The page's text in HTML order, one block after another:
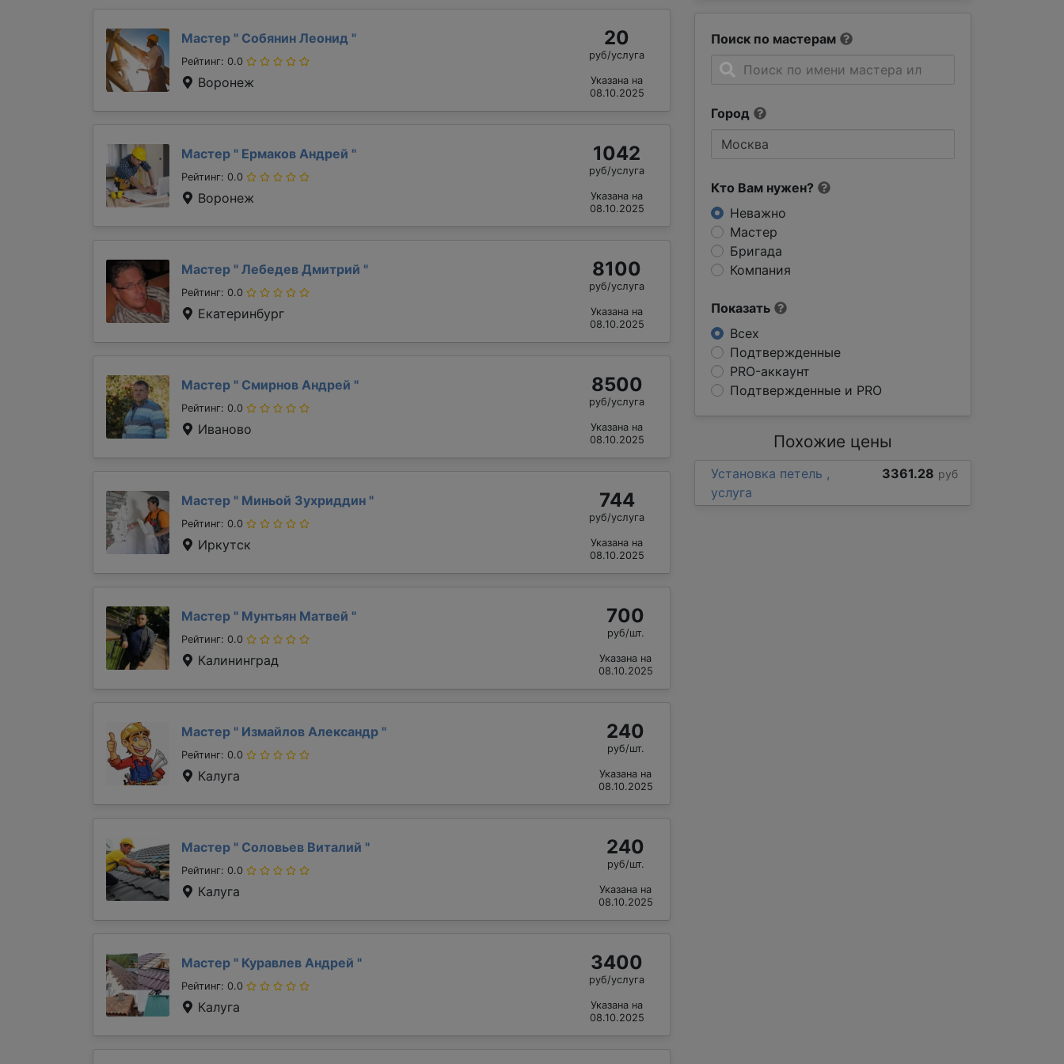
Поиск по мастерам
Город
Кто Вам нужен?
Неважно
Мастер
Бригада
Компания
Показать
Всех
Подтвержденные
PRO-аккаунт
Подтвержденные и PRO
Мастер " Собянин Леонид "
Рейтинг: 0.0
Воронеж
20
руб/услуга
Указана на
08.10.2025
Мастер " Ермаков Андрей "
Рейтинг: 0.0
Воронеж
1042
руб/услуга
Указана на
08.10.2025
Мастер " Лебедев Дмитрий "
Рейтинг: 0.0
Екатеринбург
8100
руб/услуга
Указана на
08.10.2025
Мастер " Смирнов Андрей "
Рейтинг: 0.0
Иваново
8500
руб/услуга
Указана на
08.10.2025
Мастер " Миньой Зухриддин "
Рейтинг: 0.0
Иркутск
744
руб/услуга
Указана на
08.10.2025
Мастер " Мунтьян Матвей "
Рейтинг: 0.0
Калининград
700
руб/шт.
Указана на
08.10.2025
Мастер " Измайлов Александр "
Рейтинг: 0.0
Калуга
240
руб/шт.
Указана на
08.10.2025
Мастер " Соловьев Виталий "
Рейтинг: 0.0
Калуга
240
руб/шт.
Указана на
08.10.2025
Мастер " Куравлев Андрей "
Рейтинг: 0.0
Калуга
3400
руб/услуга
Указана на
08.10.2025
Похожие цены
Установка петель ,
услуга
3361.28 руб